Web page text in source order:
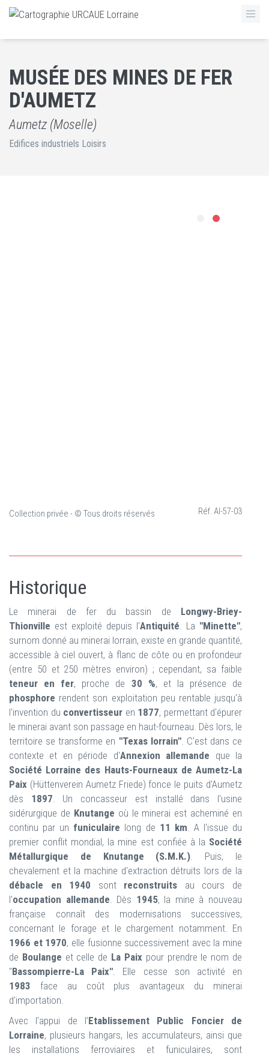
MUSÉE DES MINES DE FER
D'AUMETZ
Aumetz (Moselle)
Edifices industriels Loisirs
Collection privée - © Tous droits réservés Réf. AI-57-03
Historique
Le minerai de fer du bassin de Longwy-Briey-
Thionville est exploité depuis l'Antiquité. La "Minette",
surnom donné au minerai lorrain, existe en grande quantité,
accessible à ciel ouvert, à flanc de côte ou en profondeur
(entre 50 et 250 mètres environ) ; cependant, sa faible
teneur en fer, proche de 30 %, et la présence de
phosphore rendent son exploitation peu rentable jusqu'à
l'invention du convertisseur en 1877, permettant d'épurer
le minerai avant son passage en haut-fourneau. Dès lors, le
territoire se transforme en "Texas lorrain". C'est dans ce
contexte et en période d'Annexion allemande que la
Société Lorraine des Hauts-Fourneaux de Aumetz-La
Paix (Hüttenverein Aumetz Friede) fonce le puits d'Aumetz
dès 1897. Un concasseur est installé dans l'usine
sidérurgique de Knutange où le minerai est acheminé en
continu par un funiculaire long de 11 km. A l'issue du
premier conflit mondial, la mine est confiée à la Société
Métallurgique de Knutange (S.M.K.). Puis, le
chevalement et la machine d'extraction détruits lors de la
débacle en 1940 sont reconstruits au cours de
l'occupation allemande. Dès 1945, la mine à nouveau
française connaît des modernisations successives,
concernant le forage et le chargement notamment. En
1966 et 1970, elle fusionne successivement avec la mine
de Boulange et celle de La Paixpour prendre le nom de
"Bassompierre-La Paix". Elle cesse son activité en
1983 face au coût plus avantageux du minerai
d'importation.
Avec l'appui de l’Etablissement Public Foncier de
Lorraine, plusieurs hangars, les accumulateurs, ainsi que
les installations ferroviaires et funiculaires, sont